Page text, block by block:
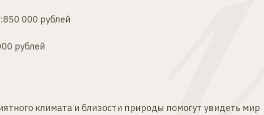
000 рублей
рублей
климата и близости природы помогут увидеть мир